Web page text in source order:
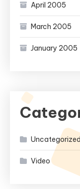
April 2005
March 2005
January 2005
Uncategorized
Video